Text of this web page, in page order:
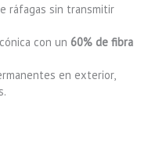
ráfagas sin transmitir
con un 60% de fibra
en exterior,